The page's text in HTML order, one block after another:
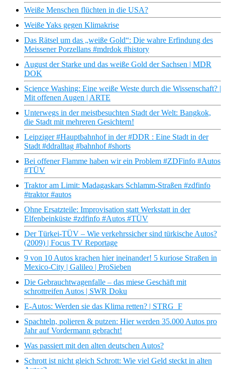
Weiße Menschen flüchten in die USA?
Weiße Yaks gegen Klimakrise
Das Rätsel um das „weiße Gold“: Die wahre Erfindung des
Meissener Porzellans #mdrdok #history
August der Starke und das weiße Gold der Sachsen | MDR
DOK
Science Washing: Eine weiße Weste durch die Wissenschaft? |
Mit offenen Augen | ARTE
Unterwegs in der meistbesuchten Stadt der Welt: Bangkok,
die Stadt mit mehreren Gesichtern!
Leipziger #Hauptbahnhof in der #DDR : Eine Stadt in der
Stadt #ddralltag #bahnhof #shorts
Bei offener Flamme haben wir ein Problem #ZDFinfo #Autos
#TÜV
Traktor am Limit: Madagaskars Schlamm-Straßen #zdfinfo
#traktor #autos
Ohne Ersatzteile: Improvisation statt Werkstatt in der
Elfenbeinküste #zdfinfo #Autos #TÜV
Der Türkei-TÜV – Wie verkehrssicher sind türkische Autos?
(2009) | Focus TV Reportage
9 von 10 Autos krachen hier ineinander! 5 kuriose Straßen in
Mexico-City | Galileo | ProSieben
Die Gebrauchtwagenfalle – das miese Geschäft mit
schrottreifen Autos | SWR Doku
E-Autos: Werden sie das Klima retten? | STRG_F
Spachteln, polieren & putzen: Hier werden 35.000 Autos pro
Jahr auf Vordermann gebracht!
Was passiert mit den alten deutschen Autos?
Schrott ist nicht gleich Schrott: Wie viel Geld steckt in alten